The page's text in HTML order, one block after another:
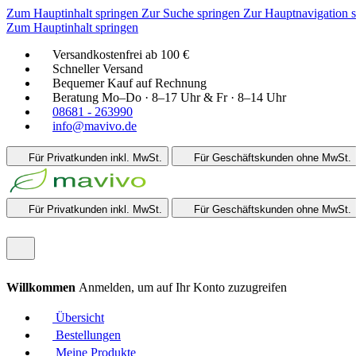
Zum Hauptinhalt springen Zur Suche springen Zur Hauptnavigation
Zum Hauptinhalt springen
Versandkostenfrei ab 100 €
Schneller Versand
Bequemer Kauf auf Rechnung
Beratung Mo–Do · 8–17 Uhr & Fr · 8–14 Uhr
08681 - 263990
info@mavivo.de
Für Privatkunden inkl. MwSt. Für Geschäftskunden ohne MwSt.
Für Privatkunden inkl. MwSt. Für Geschäftskunden ohne MwSt.
Willkommen Anmelden, um auf Ihr Konto zuzugreifen
Übersicht
Bestellungen
Meine Produkte